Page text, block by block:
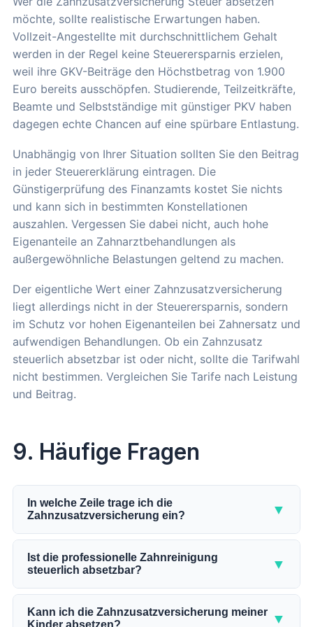
möchte, sollte realistische Erwartungen haben.
Vollzeit-Angestellte mit durchschnittlichem Gehalt
werden in der Regel keine Steuerersparnis erzielen,
weil ihre GKV-Beiträge den Höchstbetrag von 1.900
Euro bereits ausschöpfen. Studierende, Teilzeitkräfte,
Beamte und Selbstständige mit günstiger PKV haben
dagegen echte Chancen auf eine spürbare Entlastung.
Unabhängig von Ihrer Situation sollten Sie den Beitrag
in jeder Steuererklärung eintragen. Die
Günstigerprüfung des Finanzamts kostet Sie nichts
und kann sich in bestimmten Konstellationen
auszahlen. Vergessen Sie dabei nicht, auch hohe
Eigenanteile an Zahnarztbehandlungen als
außergewöhnliche Belastungen geltend zu machen.
Der eigentliche Wert einer Zahnzusatzversicherung
liegt allerdings nicht in der Steuerersparnis, sondern
im Schutz vor hohen Eigenanteilen bei Zahnersatz und
aufwendigen Behandlungen. Ob ein Zahnzusatz
steuerlich absetzbar ist oder nicht, sollte die Tarifwahl
nicht bestimmen. Vergleichen Sie Tarife nach Leistung
und Beitrag.
9. Häufige Fragen
In welche Zeile trage ich die
Zahnzusatzversicherung ein?
▼
GKV-Versicherte tragen den Jahresbeitrag in Zeile
22 der Anlage Vorsorgeaufwand ein. Privat
Versicherte nutzen Zeile 27 derselben Anlage. Die
genaue Zeile hängt also von Ihrem
Versicherungsstatus ab.
Ist die professionelle Zahnreinigung
steuerlich absetzbar?
▼
Ja, die Kosten für eine professionelle
Zahnreinigung können Sie als außergewöhnliche
Kann ich die Zahnzusatzversicherung meiner ▼